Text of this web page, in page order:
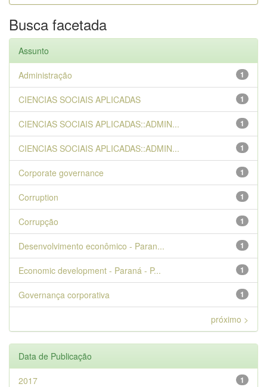
Busca facetada
Assunto
1
Administração
1
CIENCIAS SOCIAIS APLICADAS
1
CIENCIAS SOCIAIS APLICADAS::ADMIN...
1
CIENCIAS SOCIAIS APLICADAS::ADMIN...
1
Corporate governance
1
Corruption
1
Corrupção
1
Desenvolvimento econômico - Paran...
1
Economic development - Paraná - P...
1
Governança corporativa
próximo >
Data de Publicação
1
2017